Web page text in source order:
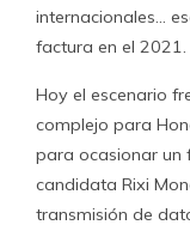
internacionales…
factura en el 2021.
Hoy el escenario
complejo para
para ocasionar un
candidata Rixi
transmisión de